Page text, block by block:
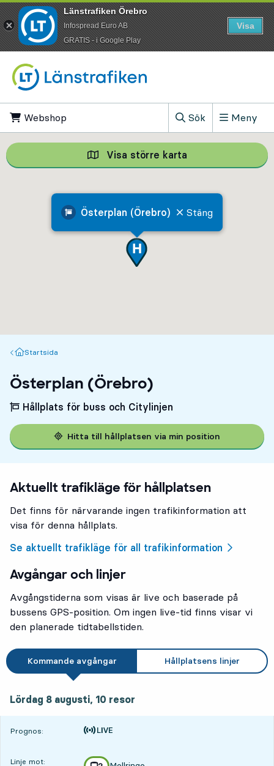
Webshop
Sök
, Visa sökfältet
Meny
Österplan (Örebro) Stäng
Visa större karta Visa större
Startsida
Startsida
Österplan (Örebro)
Hållplats för buss och Citylinjen
Hitta till hållplatsen via min position
Aktuellt trafikläge för hållplatsen
Det finns för närvarande ingen trafikinformation att
visa för denna hållplats.
Se aktuellt trafikläge för all trafikinformation
Avgångar och linjer
Avgångstiderna som visas är live och baserade på
bussens GPS-position. Om ingen live-tid finns visar vi
den planerade tidtabellstiden.
Kommande avgångar Hållplatsens linjer
Lördag 8 augusti, 10 resor
Prognos:
Tiden är prognos
Linje mot:
Länstrafiken Örebro
Infospread Euro AB
​GRATIS - i Google Play
Visa